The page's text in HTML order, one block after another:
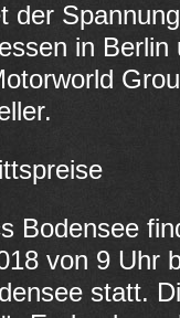
der
in
Bodensee
von 9 Uhr
statt.